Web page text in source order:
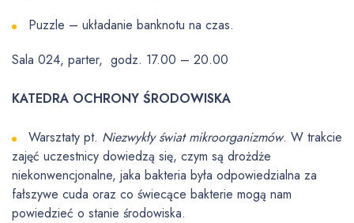
Puzzle – układanie banknotu na czas.
Sala 024, parter, godz. 17.00 – 20.00
KATEDRA OCHRONY ŚRODOWISKA
Warsztaty pt. Niezwykły świat mikroorganizmów. W trakcie
zajęć uczestnicy dowiedzą się, czym są drożdże
niekonwencjonalne, jaka bakteria była odpowiedzialna za
fałszywe cuda oraz co świecące bakterie mogą nam
powiedzieć o stanie środowiska.